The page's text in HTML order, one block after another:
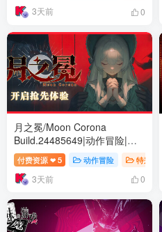
3天前 0
月之冕/Moon Corona
Build.24485649|动作冒险|容
量12.1GB|免安装绿色中文版
付费资源 ❤ 5 动作冒险 特别好评
3天前 0